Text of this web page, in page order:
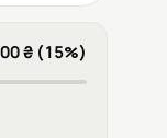
₴ (15%)